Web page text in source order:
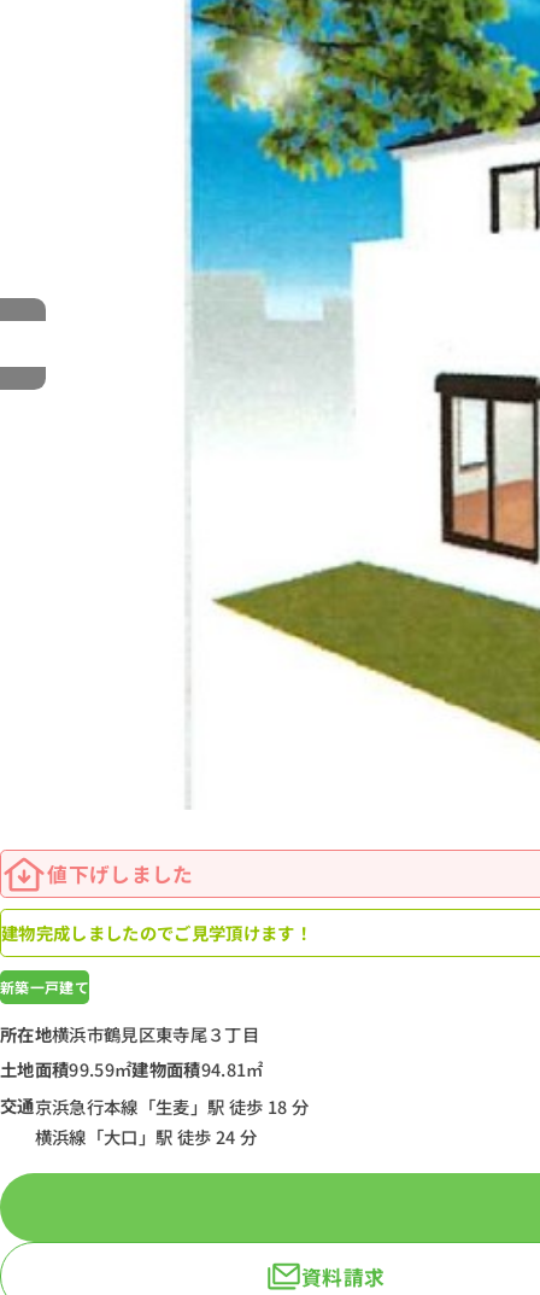
値下げしました
建物完成しましたのでご見学頂けます！
新築一戸建て
所在地横浜市鶴見区東寺尾３丁目
土地面積99.59㎡建物面積94.81㎡
交通京浜急行本線「生麦」駅 徒歩 18 分
横浜線「大口」駅 徒歩 24 分
資料請求